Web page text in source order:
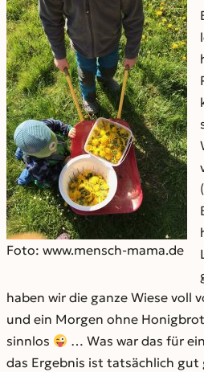
Foto: www.mensch-mama.de
haben wir die ganze Wiese voll
und ein Morgen ohne
sinnlos
… Was war das für
das Ergebnis ist tatsächlich gut